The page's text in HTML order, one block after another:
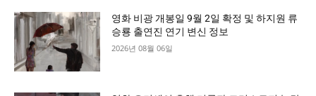
영화 비광 개봉일 9월 2일 확정 및 하지원 류
승룡 출연진 연기 변신 정보
2026년 08월 06일